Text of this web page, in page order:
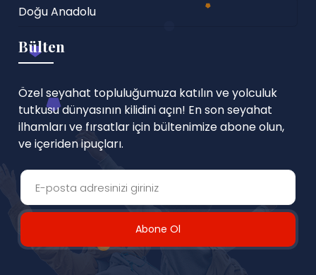
Doğu Anadolu
Bülten
Özel seyahat topluluğumuza katılın ve yolculuk
tutkusu dünyasının kilidini açın! En son seyahat
ilhamları ve fırsatlar için bültenimize abone olun,
ve içeriden ipuçları.
Abone Ol